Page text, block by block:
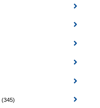
(345)